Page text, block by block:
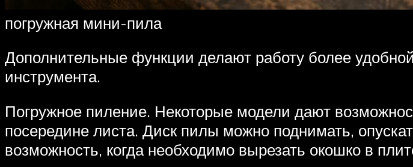
погружная мини-пила
Дополнительные функции делают работу более
инструмента.
Погружное пиление. Некоторые модели дают
посередине листа. Диск пилы можно поднимать,
возможность, когда необходимо вырезать окошко в